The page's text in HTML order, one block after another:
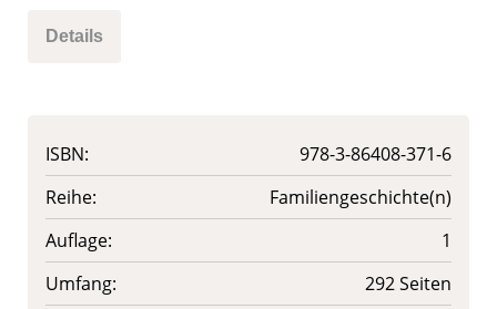
Details
ISBN:
978-3-86408-371-6
Reihe:
Familiengeschichte(n)
Auflage:
1
Umfang:
292 Seiten